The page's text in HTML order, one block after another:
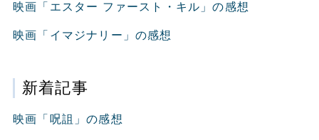
映画「エスター ファースト・キル」の感想
映画「イマジナリー」の感想
新着記事
映画「呪詛」の感想